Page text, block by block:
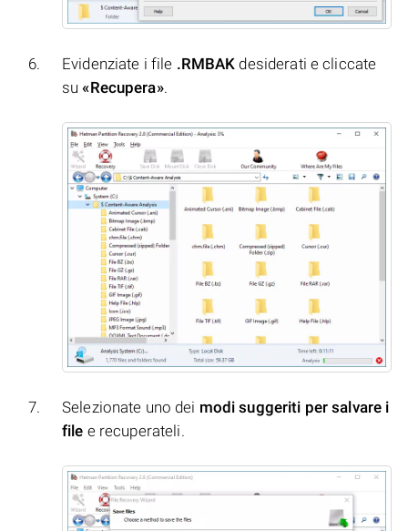
Evidenziate i file .RMBAK desiderati e cliccate
su«Recupera».
Selezionate uno dei modi suggeriti per salvare i
file e recuperateli.